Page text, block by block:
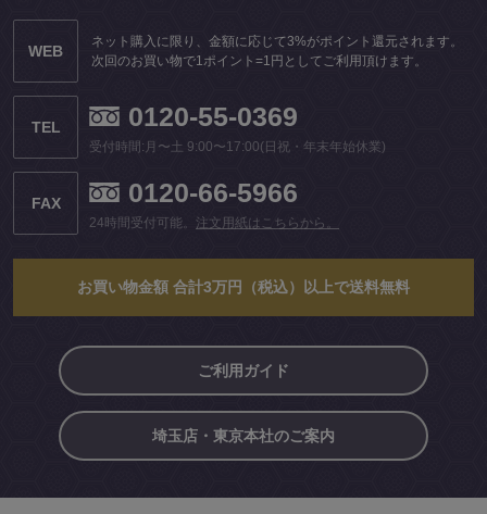
WEB
ネット購入に限り、金額に応じて3%がポイント還元されます。
次回のお買い物で1ポイント=1円としてご利用頂けます。
TEL 0120-55-0369
受付時間:月〜土 9:00〜17:00(日祝・年末年始休業)
FAX 0120-66-5966
24時間受付可能。 注文用紙はこちらから。
お買い物金額 合計3万円（税込）以上で送料無料
ご利用ガイド
埼玉店・東京本社のご案内